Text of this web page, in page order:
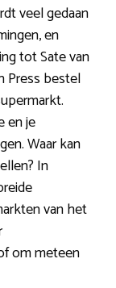
veel gedaan
en
tot Sate van
Press bestel
en je
Waar kan
In
van het
om meteen